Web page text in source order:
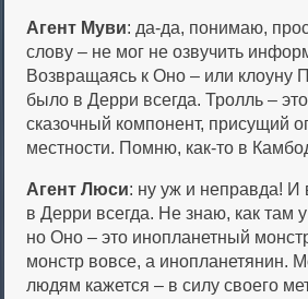
Агент Муви: да-да, понимаю,
слову – не мог не озвучить
Возвращаясь к Оно – или клоуну
было в Дерри всегда. Тролль –
сказочный компонент, присущий
местности. Помню, как-то в
Агент Люси: ну уж и неправда!
в Дерри всегда. Не знаю, как там
но Оно – это инопланетный
монстр вовсе, а инопланетянин.
людям кажется – в силу своего